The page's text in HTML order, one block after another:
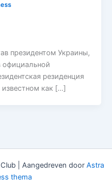
президентом Украины,
официальной
резиденция
известном как […]
| Aangedreven door Astra
thema